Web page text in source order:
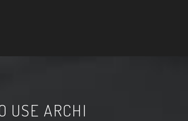
USE ARCHI